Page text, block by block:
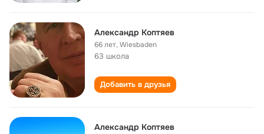
Александр Коптяев
66 лет,Wiesbaden
63 школа
Добавить в друзья
Александр Коптяев